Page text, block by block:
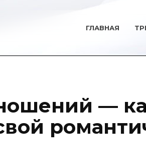
ГЛАВНАЯ
—